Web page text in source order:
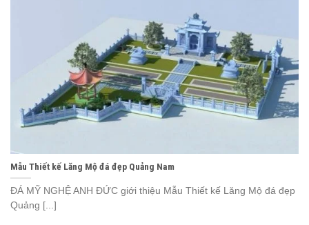
Mẫu Thiết kế Lăng Mộ đá đẹp Quảng Nam
ĐÁ MỸ NGHỆ ANH ĐỨC giới thiệu Mẫu Thiết kế Lăng Mộ đá đẹp
Quảng [...]